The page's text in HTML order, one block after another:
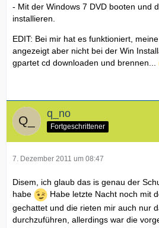
- Mit der Windows 7 DVD booten und
installieren.
EDIT: Bei mir hat es funktioniert,
angezeigt aber nicht bei der Win
gpartet cd downloaden und brennen...
q_no
Fortgeschrittener
7. Dezember 2011 um 08:47
Disem, ich glaub das is genau der
habe
Habe letzte Nacht noch mit
gechattet und die rieten mir auch nur
durchzuführen, allerdings war die